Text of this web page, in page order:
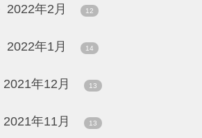
2022年2月 12
2022年1月 14
2021年12月 13
2021年11月 13